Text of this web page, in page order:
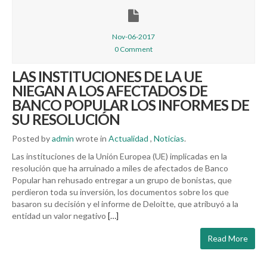
Nov-06-2017
0 Comment
LAS INSTITUCIONES DE LA UE
NIEGAN A LOS AFECTADOS DE
BANCO POPULAR LOS INFORMES DE
SU RESOLUCIÓN
Posted byadmin wrote in Actualidad , Noticias.
Las instituciones de la Unión Europea (UE) implicadas en la
resolución que ha arruinado a miles de afectados de Banco
Popular han rehusado entregar a un grupo de bonistas, que
perdieron toda su inversión, los documentos sobre los que
basaron su decisión y el informe de Deloitte, que atribuyó a la
entidad un valor negativo […]
Read More